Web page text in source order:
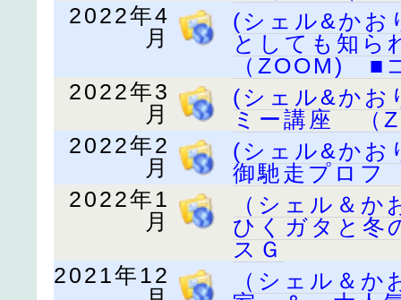
2022年4
月
(シェル&かお
としても知
（ZOOM) ■
2022年3
月
(シェル&か
ミー講座 （
2022年2
月
(シェル&か
御馳走プロ
2022年1
月
（シェル＆
ひくガタと
スＧ
2021年12
（シェル＆